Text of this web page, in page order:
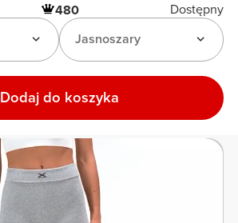
480
Dostępny
Jasnoszary
Dodaj do koszyka